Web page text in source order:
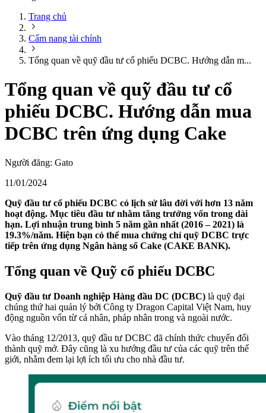
Trang chủ
Cẩm nang tài chính
Tổng quan về quỹ đầu tư cổ phiếu DCBC. Hướng dẫn m...
Tổng quan về quỹ đầu tư cổ
phiếu DCBC. Hướng dẫn mua
DCBC trên ứng dụng Cake
Người đăng: Gato
11/01/2024
Quỹ đầu tư cổ phiếu DCBC có lịch sử lâu đời với hơn 13 năm
hoạt động. Mục tiêu đầu tư nhằm tăng trưởng vốn trong dài
hạn. Lợi nhuận trung bình 5 năm gần nhất (2016 – 2021) là
19.3%/năm. Hiện bạn có thể mua chứng chỉ quỹ DCBC trực
tiếp trên ứng dụng Ngân hàng số Cake (CAKE BANK).
Tổng quan về Quỹ cổ phiếu DCBC
Quỹ đầu tư Doanh nghiệp Hàng đầu DC (DCBC) là quỹ đại
chúng thứ hai quản lý bởi Công ty Dragon Capital Việt Nam, huy
động nguồn vốn từ cá nhân, pháp nhân trong và ngoài nước.
Vào tháng 12/2013, quỹ đầu tư DCBC đã chính thức chuyển đổi
thành quỹ mở. Đây cũng là xu hướng đầu tư của các quỹ trên thế
giới, nhằm đem lại lợi ích tối ưu cho nhà đầu tư.